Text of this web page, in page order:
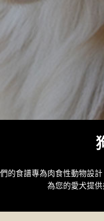
的食譜專為肉食性動物設
為您的愛犬提